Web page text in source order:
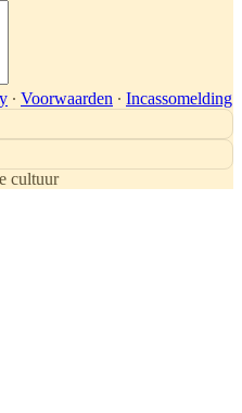
∙ Voorwaarden ∙ Incassomelding
cultuur